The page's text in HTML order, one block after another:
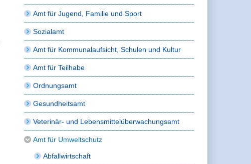
Amt für Jugend, Familie und Sport
Sozialamt
Amt für Kommunalaufsicht, Schulen und Kultur
Amt für Teilhabe
Ordnungsamt
Gesundheitsamt
Veterinär- und Lebensmittelüberwachungsamt
Amt für Umweltschutz
Abfallwirtschaft